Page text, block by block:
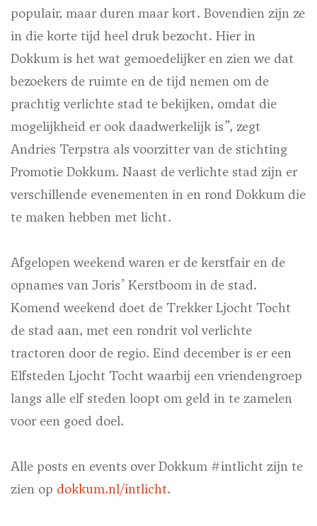
populair, maar duren maar kort. Bovendien zijn ze
in die korte tijd heel druk bezocht. Hier in
Dokkum is het wat gemoedelijker en zien we dat
bezoekers de ruimte en de tijd nemen om de
prachtig verlichte stad te bekijken, omdat die
mogelijkheid er ook daadwerkelijk is”, zegt
Andries Terpstra als voorzitter van de stichting
Promotie Dokkum. Naast de verlichte stad zijn er
verschillende evenementen in en rond Dokkum die
te maken hebben met licht.
Afgelopen weekend waren er de kerstfair en de
opnames van Joris’ Kerstboom in de stad.
Komend weekend doet de Trekker Ljocht Tocht
de stad aan, met een rondrit vol verlichte
tractoren door de regio. Eind december is er een
Elfsteden Ljocht Tocht waarbij een vriendengroep
langs alle elf steden loopt om geld in te zamelen
voor een goed doel.
Alle posts en events over Dokkum #intlicht zijn te
zien op dokkum.nl/intlicht.